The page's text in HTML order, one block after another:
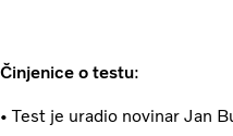
Činjenice o testu:
• Test je uradio novinar Jan